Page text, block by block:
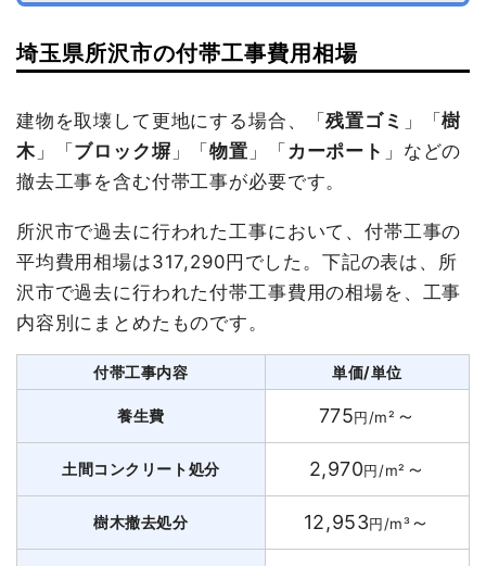
埼玉県所沢市の付帯工事費用相場
建物を取壊して更地にする場合、「残置ゴミ 」「樹
木」「 ブロック塀 」「物置 」「 カーポート 」などの
撤去工事を含む付帯工事が必要です。
所沢市で過去に行われた工事において、付帯工事の
平均費用相場は317,290円でした。下記の表は、所
沢市で過去に行われた付帯工事費用の相場を、工事
内容別にまとめたものです。
付帯工事内容 単価/単位
養生費 775円/m² ～
土間コンクリート処分 2,970円/m² ～
樹木撤去処分 12,953円/m³～